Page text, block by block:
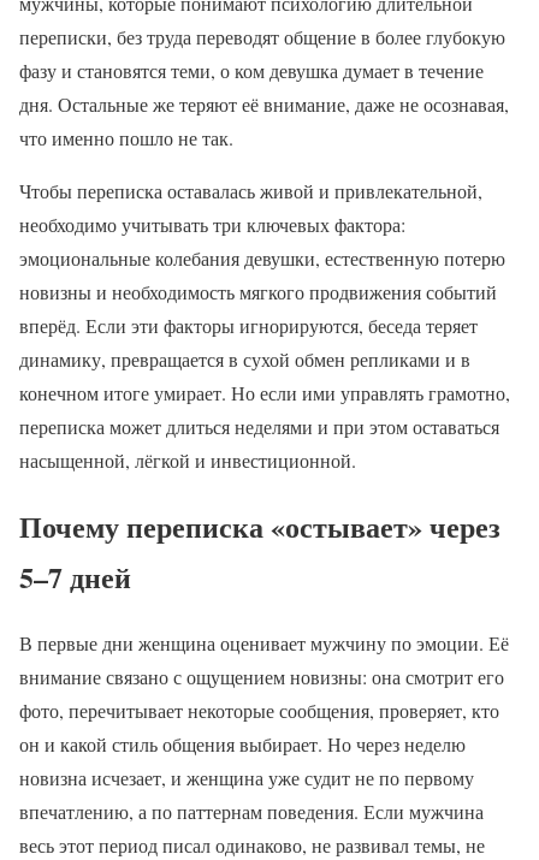
переписки, без труда переводят общение в более глубокую
фазу и становятся теми, о ком девушка думает в течение
дня. Остальные же теряют её внимание, даже не осознавая,
что именно пошло не так.
Чтобы переписка оставалась живой и привлекательной,
необходимо учитывать три ключевых фактора:
эмоциональные колебания девушки, естественную потерю
новизны и необходимость мягкого продвижения событий
вперёд. Если эти факторы игнорируются, беседа теряет
динамику, превращается в сухой обмен репликами и в
конечном итоге умирает. Но если ими управлять грамотно,
переписка может длиться неделями и при этом оставаться
насыщенной, лёгкой и инвестиционной.
Почему переписка «остывает» через
5–7 дней
В первые дни женщина оценивает мужчину по эмоции. Её
внимание связано с ощущением новизны: она смотрит его
фото, перечитывает некоторые сообщения, проверяет, кто
он и какой стиль общения выбирает. Но через неделю
новизна исчезает, и женщина уже судит не по первому
впечатлению, а по паттернам поведения. Если мужчина
весь этот период писал одинаково, не развивал темы, не